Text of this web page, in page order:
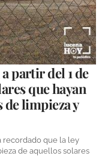
partir del 1 de
que hayan
limpieza y
recordado que la ley
de aquellos solares